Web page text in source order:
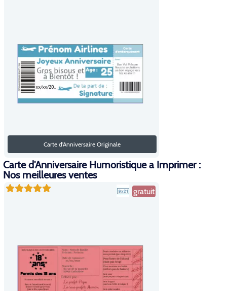
Carte d'Anniversaire Originale
Carte d'Anniversaire Humoristique a Imprimer :
Nos meilleures ventes
gratuit